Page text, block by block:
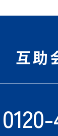
互助